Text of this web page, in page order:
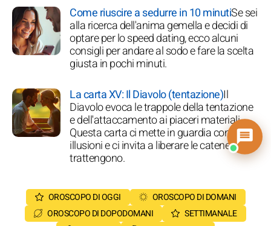
Come riuscire a sedurre in 10 minutiSe sei
alla ricerca dell'anima gemella e decidi di
optare per lo speed dating, ecco alcuni
consigli per andare al sodo e fare la scelta
giusta in pochi minuti.
La carta XV: Il Diavolo (tentazione)Il
Diavolo evoca le trappole della tentazione
e dell'attaccamento ai piaceri materiali.
Questa carta ci mette in guardia contro le
illusioni e ci invita a liberare le catene che ci
trattengono.
OROSCOPO DI OGGI
OROSCOPO DI DOMANI
OROSCOPO DI DOPODOMANI
SETTIMANALE